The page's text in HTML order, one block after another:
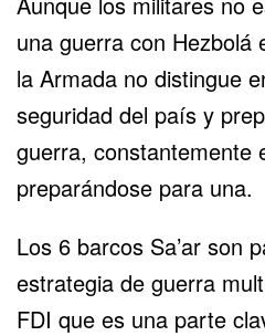
una guerra con Hezbolá
la Armada no distingue
seguridad del país y
guerra, constantemente
preparándose para una.
Los 6 barcos Sa’ar son
estrategia de guerra
FDI que es una parte